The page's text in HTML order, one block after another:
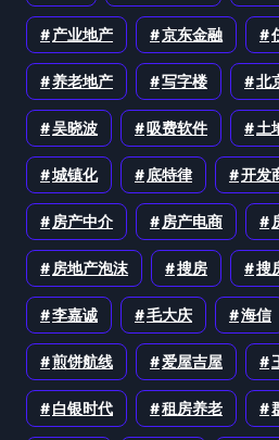
产业地产 京东金融
养老地产 写字楼 北
吴晓波 吸费软件 土
城镇化 底特律 开发
房产中介 房产电商
房地产泡沫 搜房 搜
李嘉诚 毛大庆 海信
煎饼航线 爱屋吉屋
白银时代 租房养老